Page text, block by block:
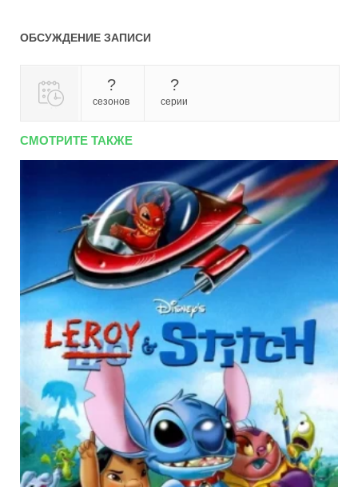
ОБСУЖДЕНИЕ ЗАПИСИ
?
сезонов
?
серии
СМОТРИТЕ ТАКЖЕ